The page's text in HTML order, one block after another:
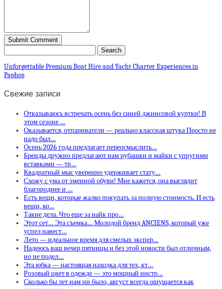
Unforgettable Premium Boat Hire and Yacht Charter Experiences in
Paphos
Свежие записи
Отказываюсь встречать осень без синей джинсовой куртки! В
этом сезоне …
Оказывается, отпариватели — реально классная штука Просто не
надо был…
Осень 2026 года предлагает переосмыслить…
Бренды дружно предлагают нам рубашки и майки с упругими
вставками — тр…
Квадратный мыс уверенно удерживает стату…
Схожу с ума от змеиной обуви! Мне кажется, она выглядит
благороднее и …
Есть вещи, которые жалко покупать за полную стоимость. И есть
вещи, ко…
Такие дела. Что еще за найк про…
Этот сет… Эта съемка… Молодой бренд ANCIENS, который уже
успел навест…
Лето — идеальное время для смелых экспер…
Надеюсь ваш вечер пятницы и без этой новости был отличным,
но не подел…
Эта юбка — настоящая находка для тех, кт…
Розовый цвет в одежде — это мощный инстр…
Сколько бы лет нам ни было, август всегда ощущается как